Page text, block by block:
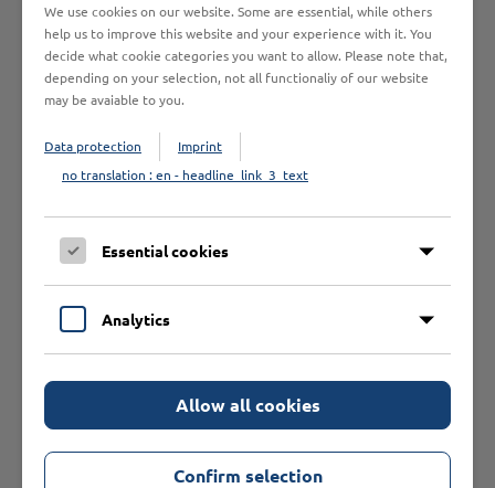
Bitte beachten Sie, dass wir ausschließlich Geschäftskunden
beliefern.
Das könnte Sie auch
We use cookies on our website. Some are essential, while others
help us to improve this website and your experience with it. You
decide what cookie categories you want to allow. Please note that,
depending on your selection, not all functionaliy of our website
may be avaiable to you.
Data protection
Imprint
no translation : en - headline_link_3_text
Essential cookies
Analytics
Allow all cookies
Confirm selection